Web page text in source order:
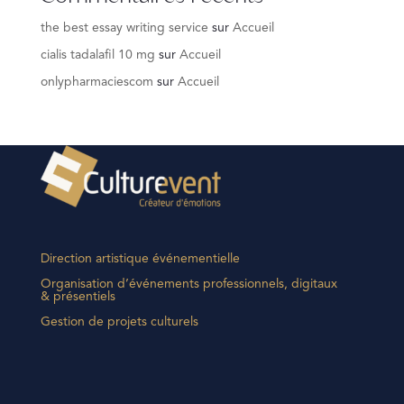
the best essay writing service sur Accueil
cialis tadalafil 10 mg sur Accueil
onlypharmaciescom sur Accueil
Direction artistique événementielle
Organisation d’événements professionnels, digitaux
& présentiels
Gestion de projets culturels